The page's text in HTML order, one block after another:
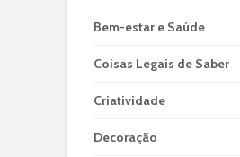
Bem-estar e Saúde
Coisas Legais de Saber
Criatividade
Decoração